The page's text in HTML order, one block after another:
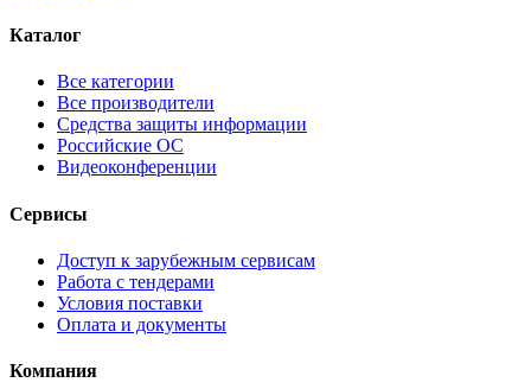
Каталог
Все категории
Все производители
Средства защиты информации
Российские ОС
Видеоконференции
Сервисы
Доступ к зарубежным сервисам
Работа с тендерами
Условия поставки
Оплата и документы
Компания